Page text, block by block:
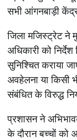
सभी आंगनबाड़ी
जिला मजिस्ट्रेट ने
अधिकारी को
सुनिश्चित कराया
अवहेलना या किसी
संबंधित के विरुद्ध
प्रशासन ने
के दौरान बच्चों